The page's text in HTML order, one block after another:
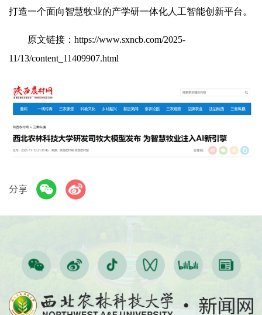
打造一个面向智慧牧业的产学研一体化人工智能创新平台。
原文链接： https://www.sxncb.com/2025-
11/13/content_11409907.html
分享